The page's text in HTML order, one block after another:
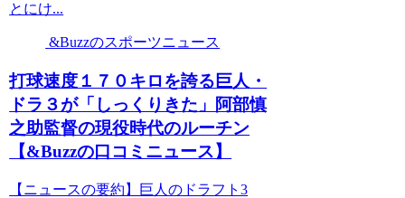
とにけ...
&Buzzのスポーツニュース
打球速度１７０キロを誇る巨人・
ドラ３が「しっくりきた」阿部慎
之助監督の現役時代のルーチン
【&Buzzの口コミニュース】
【ニュースの要約】巨人のドラフト3